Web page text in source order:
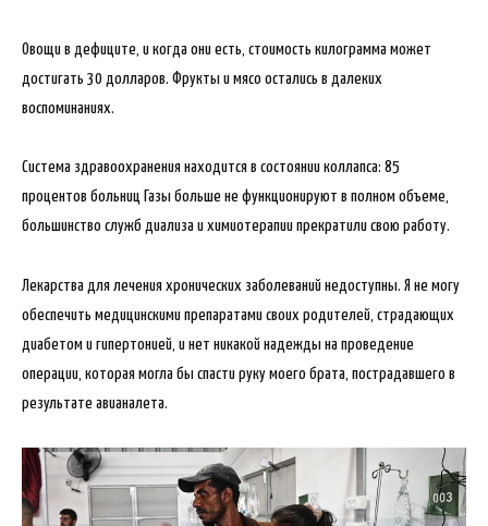
Овощи в дефиците, и когда они есть, стоимость килограмма может
достигать 30 долларов. Фрукты и мясо остались в далеких
воспоминаниях.
Система здравоохранения находится в состоянии коллапса: 85
процентов больниц Газы больше не функционируют в полном объеме,
большинство служб диализа и химиотерапии прекратили свою работу.
Лекарства для лечения хронических заболеваний недоступны. Я не могу
обеспечить медицинскими препаратами своих родителей, страдающих
диабетом и гипертонией, и нет никакой надежды на проведение
операции, которая могла бы спасти руку моего брата, пострадавшего в
результате авианалета.